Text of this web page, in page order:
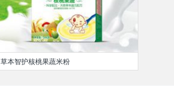
草本智护核桃果蔬米粉